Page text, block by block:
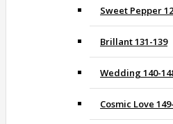
Sweet Pepper
Brillant 131-139
Wedding 140-
Cosmic Love